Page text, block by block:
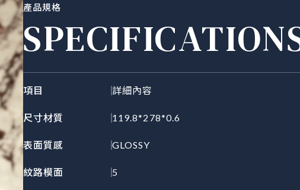
產品規格
項目 詳細內容
尺寸材質 119.8*278*0.6
表面質感 GLOSSY
紋路模面 5